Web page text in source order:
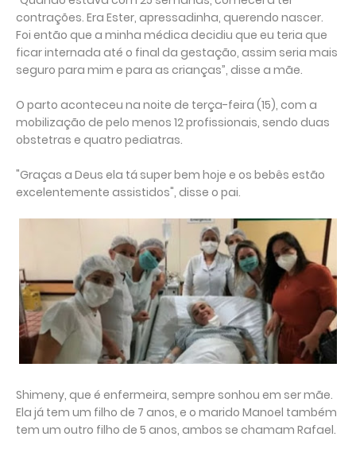
contrações. Era Ester, apressadinha, querendo nascer.
Foi então que a minha médica decidiu que eu teria que
ficar internada até o final da gestação, assim seria mais
seguro para mim e para as crianças”, disse a mãe.
O parto aconteceu na noite de terça-feira (15), com a
mobilização de pelo menos 12 profissionais, sendo duas
obstetras e quatro pediatras.
"Graças a Deus ela tá super bem hoje e os bebês estão
excelentemente assistidos", disse o pai.
Shimeny, que é enfermeira, sempre sonhou em ser mãe.
Ela já tem um filho de 7 anos, e o marido Manoel também
tem um outro filho de 5 anos, ambos se chamam Rafael.